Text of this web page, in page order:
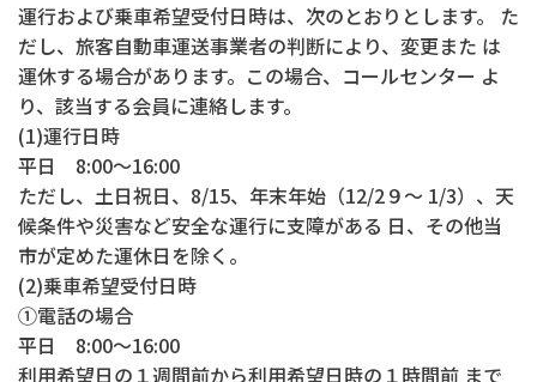
運行および乗車希望受付日時は、次のとおりとします。 た
だし、旅客自動車運送事業者の判断により、変更また は
運休する場合があります。この場合、コールセンター よ
り、該当する会員に連絡します。
(1)運行日時
平日 8:00～16:00
ただし、土日祝日、8/15、年末年始（12/2９～ 1/3）、天
候条件や災害など安全な運行に支障がある 日、その他当
市が定めた運休日を除く。
(2)乗車希望受付日時
①電話の場合
平日 8:00～16:00
利用希望日の１週間前から利用希望日時の１時間前 まで